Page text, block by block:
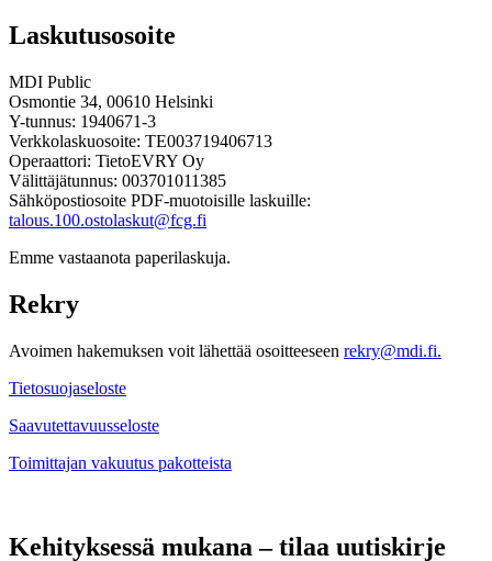
Laskutusosoite
MDI Public
Osmontie 34, 00610 Helsinki
Y-tunnus: 1940671-3
Verkkolaskuosoite: TE003719406713
Operaattori: TietoEVRY Oy
Välittäjätunnus: 003701011385
Sähköpostiosoite PDF-muotoisille laskuille:
talous.100.ostolaskut@fcg.fi
Emme vastaanota paperilaskuja.
Rekry
Avoimen hakemuksen voit lähettää osoitteeseen rekry@mdi.fi.
Tietosuojaseloste
Saavutettavuusseloste
Toimittajan vakuutus pakotteista
Kehityksessä mukana – tilaa uutiskirje